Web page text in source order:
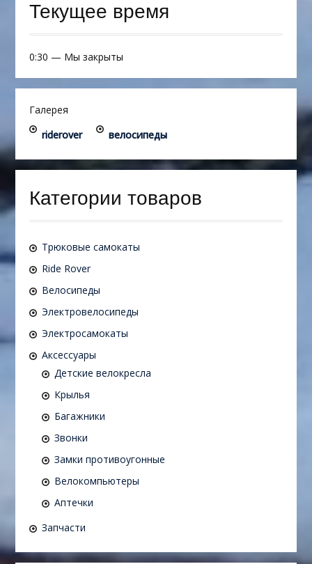
Текущее время
0:30 — Мы закрыты
Галерея
riderover
велосипеды
Категории товаров
Трюковые самокаты
Ride Rover
Велосипеды
Электровелосипеды
Электросамокаты
Аксессуары
Детские велокресла
Крылья
Багажники
Звонки
Замки противоугонные
Велокомпьютеры
Аптечки
Запчасти